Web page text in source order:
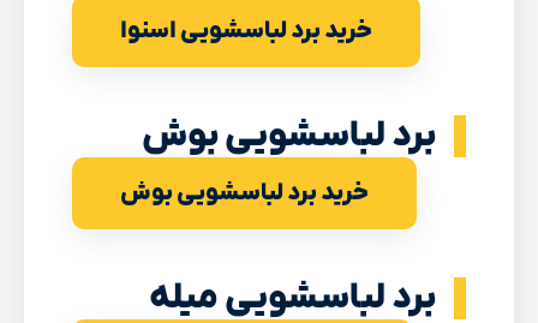
خرید برد لباسشویی اسنوا
برد لباسشویی بوش
خرید برد لباسشویی بوش
برد لباسشویی میله